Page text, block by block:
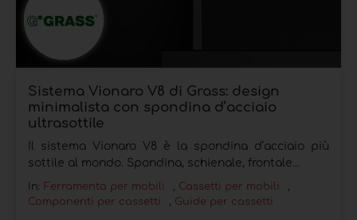
Sistema Vionaro V8 di Grass: design
minimalista con spondina d’acciaio
ultrasottile
Il sistema Vionaro V8 è la spondina d’acciaio più
sottile al mondo. Spondina, schienale, frontale...
In: Ferramenta per mobili , Cassetti per mobili
,
Componenti per cassetti
, Guide per cassetti